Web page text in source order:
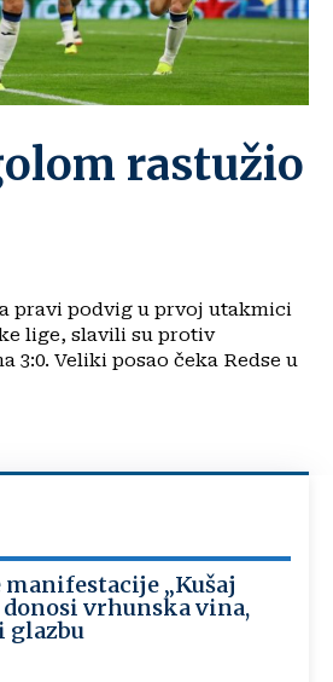
rastužio
pravi podvig u prvoj utakmici
lige, slavili su protiv
Redse u
manifestacije „Kušaj
vrhunska vina,
glazbu